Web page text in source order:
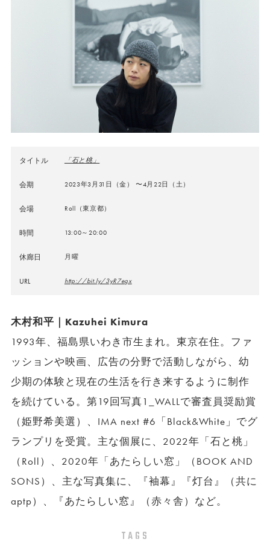
タイトル 「⽯と桃」
会期 2023年3月31日（金） 〜4月22日（土）
会場 Roll（東京都）
時間 13:00～20:00
休廊日 月曜
URL http://bit.ly/3yR7egx
木村和平｜Kazuhei Kimura
1993年、福島県いわき市生まれ。東京在住。ファ
ッションや映画、広告の分野で活動しながら、幼
少期の体験と現在の生活を行き来するように制作
を続けている。第19回写真1_WALLで審査員奨励賞
（姫野希美選）、IMA next #6「Black&White」でグ
ランプリを受賞。主な個展に、2022年「石と桃」
（Roll）、2020年「あたらしい窓」（BOOK AND
SONS）、主な写真集に、『袖幕』『灯台』（共に
aptp）、『あたらしい窓』（赤々舎）など。
TAGS